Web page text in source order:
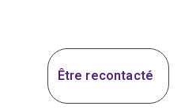
Être recontacté